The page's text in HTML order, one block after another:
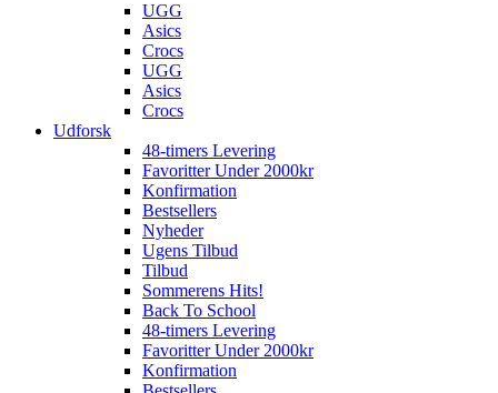
UGG
Asics
Crocs
UGG
Asics
Crocs
Udforsk
48-timers Levering
Favoritter Under 2000kr
Konfirmation
Bestsellers
Nyheder
Ugens Tilbud
Tilbud
Sommerens Hits!
Back To School
48-timers Levering
Favoritter Under 2000kr
Konfirmation